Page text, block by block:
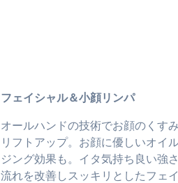
フェイシャル＆小顔リンパ
オールハンドの技術でお顔のくす
リフトアップ。お顔に優しいオイ
ジング効果も。イタ気持ち良い強
流れを改善しスッキリとしたフェ